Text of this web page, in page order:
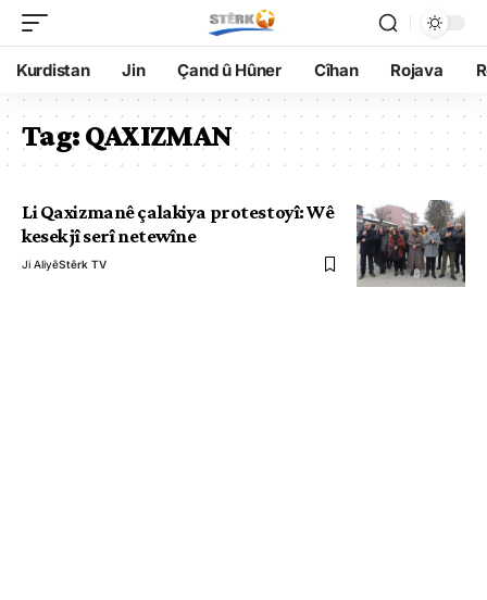
Kurdistan Jin Çand û Hûner Cîhan Rojava
Tag:QAXIZMAN
Li Qaxizmanê çalakiya protestoyî: Wê
kesek jî serî netewîne
Ji AliyêStêrk TV